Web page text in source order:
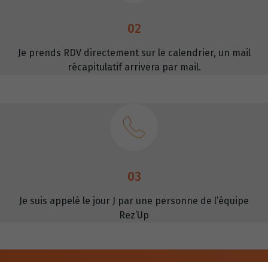
02
Je prends RDV directement sur le calendrier, un mail
récapitulatif arrivera par mail.
03
Je suis appelé le jour J par une personne de l’équipe
Rez’Up